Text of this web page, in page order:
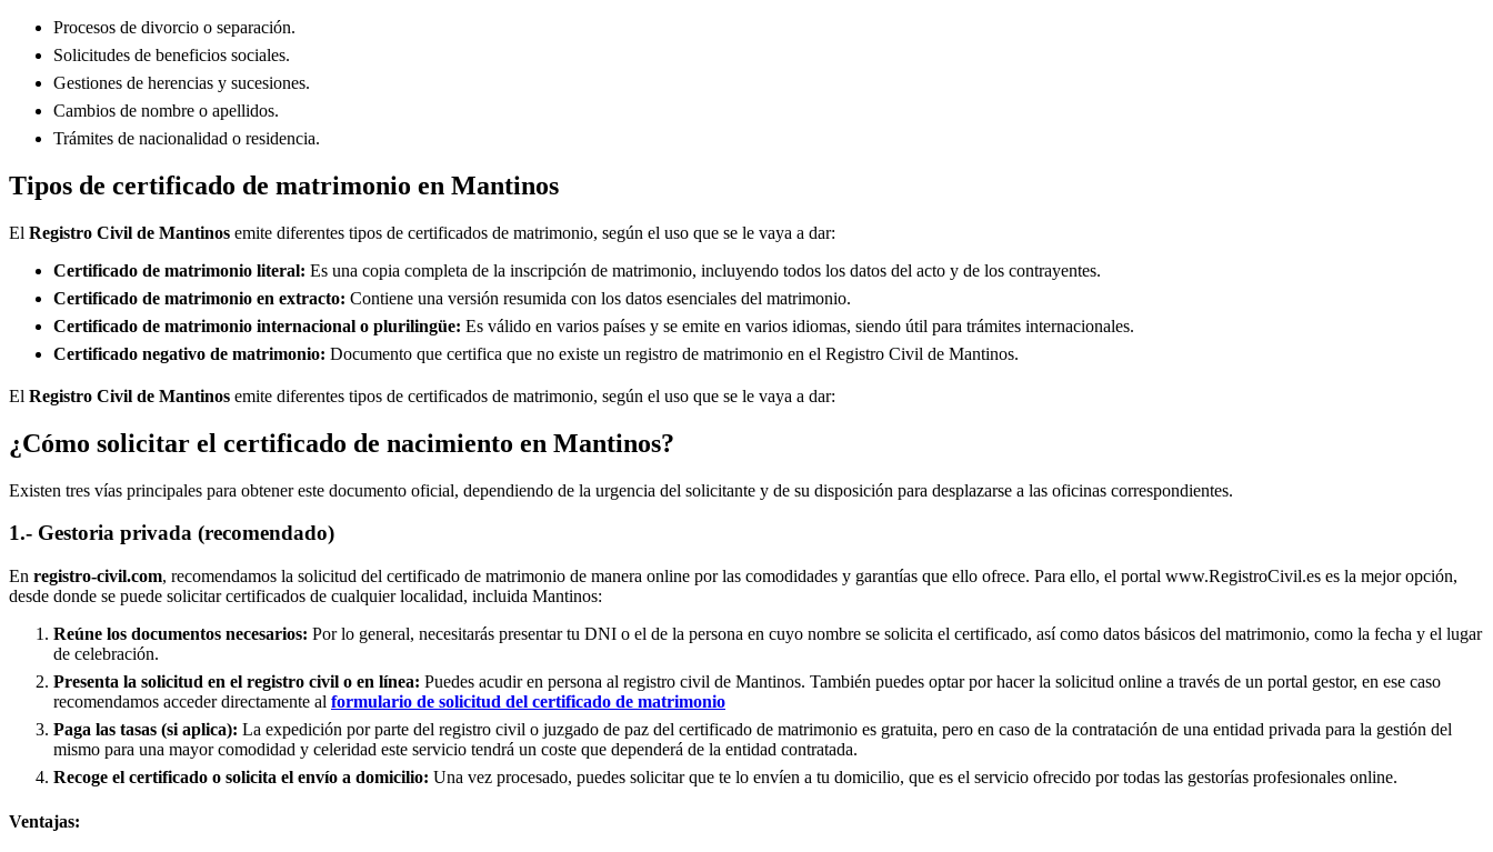
Procesos de divorcio o separación.
Solicitudes de beneficios sociales.
Gestiones de herencias y sucesiones.
Cambios de nombre o apellidos.
Trámites de nacionalidad o residencia.
Tipos de certificado de matrimonio en Mantinos
El Registro Civil de Mantinos emite diferentes tipos de certificados de matrimonio, según el uso que se le vaya a dar:
Certificado de matrimonio literal: Es una copia completa de la inscripción de matrimonio, incluyendo todos los datos del acto y de los contrayentes.
Certificado de matrimonio en extracto: Contiene una versión resumida con los datos esenciales del matrimonio.
Certificado de matrimonio internacional o plurilingüe: Es válido en varios países y se emite en varios idiomas, siendo útil para trámites internacionales.
Certificado negativo de matrimonio: Documento que certifica que no existe un registro de matrimonio en el Registro Civil de Mantinos.
El Registro Civil de Mantinos emite diferentes tipos de certificados de matrimonio, según el uso que se le vaya a dar:
¿Cómo solicitar el certificado de nacimiento en Mantinos?
Existen tres vías principales para obtener este documento oficial, dependiendo de la urgencia del solicitante y de su disposición para desplazarse a las oficinas correspondientes.
1.- Gestoria privada (recomendado)
En registro-civil.com, recomendamos la solicitud del certificado de matrimonio de manera online por las comodidades y garantías que ello ofrece. Para ello, el portal www.RegistroCivil.es es la mejor opción,
desde donde se puede solicitar certificados de cualquier localidad, incluida Mantinos:
Reúne los documentos necesarios: Por lo general, necesitarás presentar tu DNI o el de la persona en cuyo nombre se solicita el certificado, así como datos básicos del matrimonio, como la fecha y el lugar
de celebración.
Presenta la solicitud en el registro civil o en línea: Puedes acudir en persona al registro civil de Mantinos. También puedes optar por hacer la solicitud online a través de un portal gestor, en ese caso
recomendamos acceder directamente al formulario de solicitud del certificado de matrimonio
Paga las tasas (si aplica): La expedición por parte del registro civil o juzgado de paz del certificado de matrimonio es gratuita, pero en caso de la contratación de una entidad privada para la gestión del
mismo para una mayor comodidad y celeridad este servicio tendrá un coste que dependerá de la entidad contratada.
Recoge el certificado o solicita el envío a domicilio: Una vez procesado, puedes solicitar que te lo envíen a tu domicilio, que es el servicio ofrecido por todas las gestorías profesionales online.
Ventajas: